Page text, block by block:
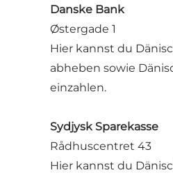
Danske Bank
Østergade 1
Hier kannst du
abheben sowie
einzahlen.
Sydjysk Sparekasse
Rådhuscentret 43
Hier kannst du